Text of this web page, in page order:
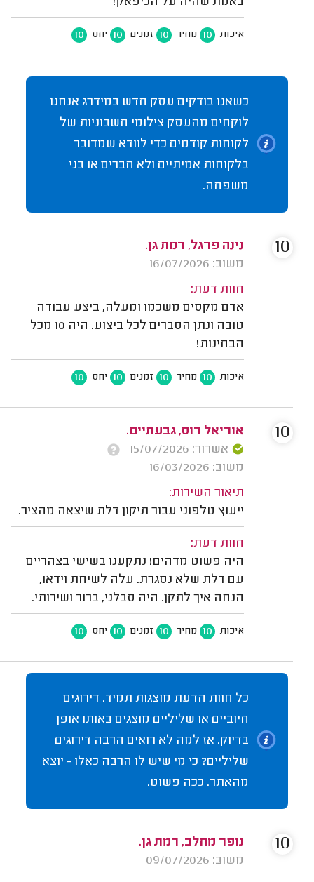
איכות 10 מחיר 10 זמנים 10 יחס 10
כשאנו בודקים עסק חדש במידרג אנחנו
לוקחים מהעסק צילומי חשבוניות של
לקוחות קודמים כדי לוודא שמדובר
בלקוחות אמיתיים ולא חברים או בני
משפחה.
נינה פרגל, רמת גן.
משוב: 16/07/2026
חוות דעת:
אדם מקסים משכמו ומעלה, ביצע עבודה
טובה ונתן הסברים לכל ביצוע. היה 10 מכל
הבחינות!
איכות 10 מחיר 10 זמנים 10 יחס 10
10
אוריאל רוס, גבעתיים.
אשרור: 15/07/2026
משוב: 16/03/2026
תיאור השירות:
ייעוץ טלפוני עבור תיקון דלת שיצאה מהציר.
חוות דעת:
היה פשוט מדהים! נתקענו בשישי בצהריים
עם דלת שלא נסגרת. עלה לשיחת וידאו,
הנחה איך לתקן. היה סבלני, ברור ושירותי.
איכות 10 מחיר 10 זמנים 10 יחס 10
10
כל חוות הדעת מוצגות תמיד. דירוגים
חיוביים או שליליים מוצגים באותו אופן
בדיוק. אז למה לא רואים הרבה דירוגים
שליליים? כי מי שיש לו הרבה כאלו - יוצא
מהאתר. ככה פשוט.
נופר מחלב, רמת גן.
משוב: 09/07/2026
10